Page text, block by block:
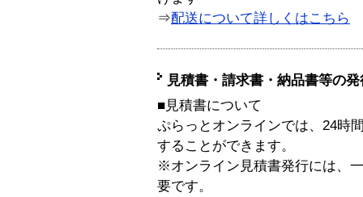
⇒配送について詳しくはこちら
見積書・請求書・納品書等の
■見積書について
ぷらっとオンラインでは、24時
することができます。
※オンライン見積書発行には、
要です。